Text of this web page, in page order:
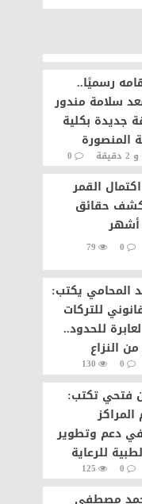
رسميًا..
سلامة مندور
جديدة بكلية
المنصورة
0
القمر
حقائق
0
79
المحامي يكتب:
للتركات
للحدود..
النزاع
0
130
فتحي تكتب:
دعم وتطوير
للرعاية
كير نموذجا
0
125
مصطفى